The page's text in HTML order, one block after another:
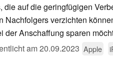
die auf die geringfügigen
Nachfolgers verzichten
der Anschaffung sparen
am20.09.2023 Apple